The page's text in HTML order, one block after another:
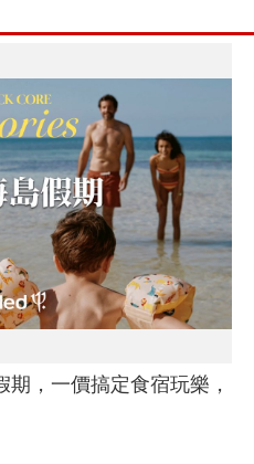
，一價搞定食宿玩樂，